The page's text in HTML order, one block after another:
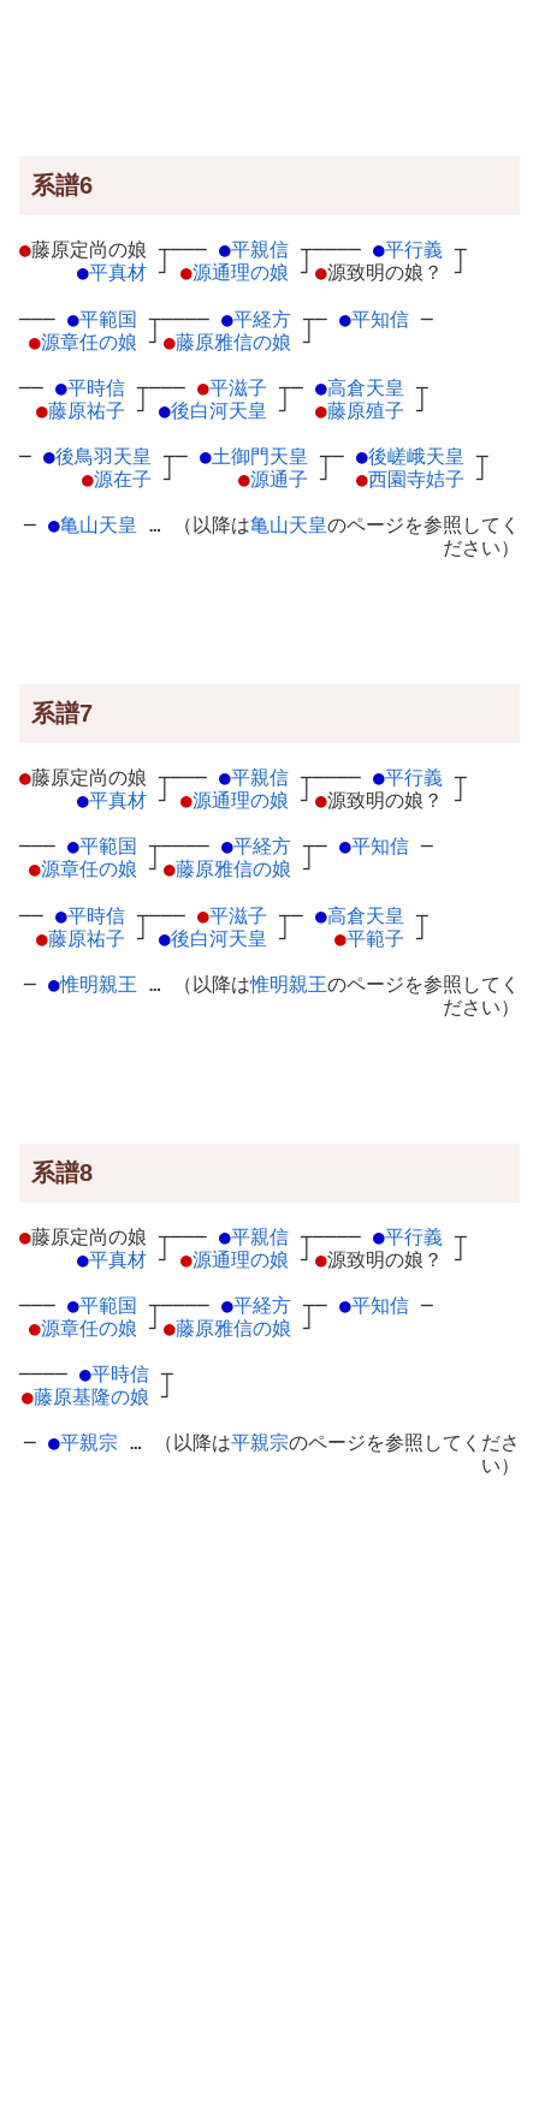
系譜6
●藤原定尚の娘 ┬
●平真材 ┘
─── ●平親信 ┬
●源通理の娘 ┘
──── ●平行義 ┬
●源致明の娘？ ┘
─── ●平範国 ┬
●源章任の娘 ┘
──── ●平経方 ┬
●藤原雅信の娘 ┘
─ ●平知信 ─
── ●平時信 ┬
●藤原祐子 ┘
─── ●平滋子 ┬
●後白河天皇 ┘
─ ●高倉天皇 ┬
●藤原殖子 ┘
─ ●後鳥羽天皇 ┬
●源在子 ┘
─ ●土御門天皇 ┬
●源通子 ┘
─ ●後嵯峨天皇 ┬
●西園寺姞子 ┘
─ ●亀山天皇 … （以降は亀山天皇のページを参照してく
ださい）
系譜7
●藤原定尚の娘 ┬
●平真材 ┘
─── ●平親信 ┬
●源通理の娘 ┘
──── ●平行義 ┬
●源致明の娘？ ┘
─── ●平範国
┬
●源章任の娘 ┘
──── ●平経方 ┬
●藤原雅信の娘 ┘
─ ●平知信 ─
── ●平時信 ┬
●藤原祐子 ┘
─── ●平滋子 ┬
●後白河天皇 ┘
─ ●高倉天皇 ┬
●平範子 ┘
─ ●惟明親王 … （以降は惟明親王のページを参照してく
ださい）
系譜8
●藤原定尚の娘 ┬
●平真材 ┘
─── ●平親信 ┬
●源通理の娘 ┘
──── ●平行義 ┬
●源致明の娘？ ┘
─── ●平範国 ┬
●源章任の娘 ┘
──── ●平経方 ┬
●藤原雅信の娘 ┘
─ ●平知信 ─
──── ●平時信 ┬
●藤原基隆の娘 ┘
─ ●平親宗 … （以降は平親宗のページを参照してくださ
い）